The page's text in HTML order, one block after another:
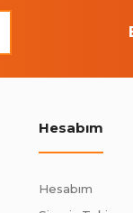
Hesabım
Hesabım